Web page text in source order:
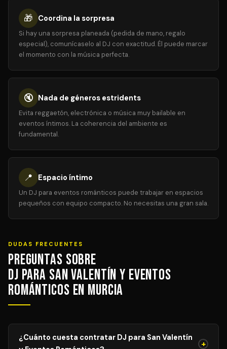
🎁 Coordina la sorpresa
Si hay una sorpresa planeada (pedida de mano, regalo
especial), comunícaselo al DJ con exactitud. Él puede marcar
el momento con la música perfecta.
🔇 Nada de géneros estridents
Evita reggaetón, electrónica o música muy bailable en
eventos íntimos. La coherencia del ambiente es
fundamental.
📍 Espacio íntimo
Un DJ para eventos románticos puede trabajar en espacios
pequeños con equipo compacto. No necesitas una gran sala.
DUDAS FRECUENTES
Preguntas sobre
DJ para San Valentín y Eventos
Románticos en Murcia
¿Cuánto cuesta contratar DJ para San Valentín
+